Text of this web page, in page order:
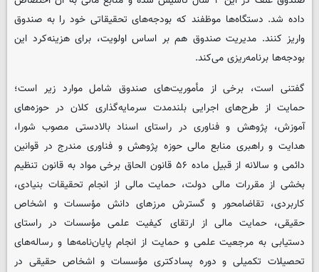
داده شد. دستگاه‌ها موظفند که بودجه‌های تحقیقاتی خود را به صندوق
واریز کنند. مدیریت صندوق هم بر اساس اولویت، برای هزینه‌کرد این
بودجه‌ها برنامه‌ریزی می‌کند.
گفتنی است، برخی از مأموریت‌های صندوق شامل موارد زیر است؛
حمایت از طرح‌های اجرایی بلندمدت سرمایه‌گذاری کلان در حوزه‌های
آموزش، پژوهش و فناوری در راستای اسناد بالادستی مصوب شورا،
هدایت و راهبری منابع مالی حوزه پژوهش و فناوری مندرج در قوانین
دائمی و سالانه از قبیل ماده ۵۶ قانون الحاق برخی مواد به قانون تنظیم
بخشی از مقررات مالی دولت، حمایت مالی از انجام تحقیقات بنیادی،
کاربردی، تقاضامحور و گسترش مرزهای دانش مؤسسات و اشخاص
حقیقی، حمایت مالی از ارتقای کیفیت علمی مؤسسات در راستای
دستیابی به مرجعیت علمی و حمایت از انجام پایان‌نامه‌ها و رساله‌های
تحصیلات تکمیلی و دوره پسادکتری مؤسسات و اشخاص حقیقی در